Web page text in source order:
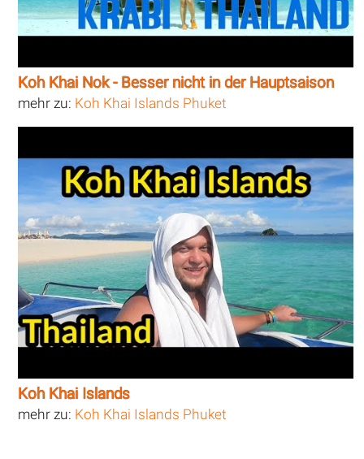
Koh Khai Nok - Besser nicht in der Hauptsaison
mehr zu: Koh Khai Islands Phuket
Koh Khai Islands
mehr zu: Koh Khai Islands Phuket